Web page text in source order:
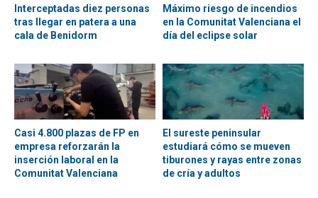
Interceptadas diez personas
tras llegar en patera a una
cala de Benidorm
Máximo riesgo de incendios
en la Comunitat Valenciana el
día del eclipse solar
Casi 4.800 plazas de FP en
empresa reforzarán la
inserción laboral en la
Comunitat Valenciana
El sureste peninsular
estudiará cómo se mueven
tiburones y rayas entre zonas
de cría y adultos